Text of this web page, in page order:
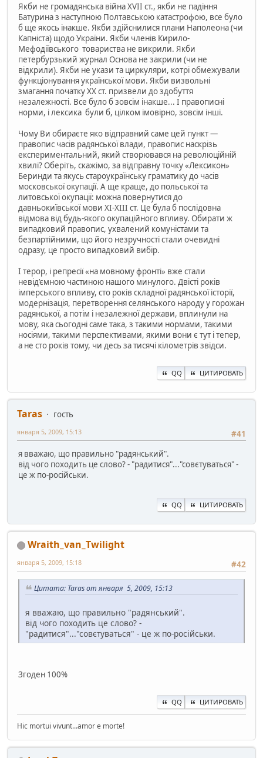
Якби не громадянська війна XVII ст., якби не падіння
Батурина з наступною Полтавською катастрофою, все було
б ще якось інакше. Якби здійснилися плани Наполеона (чи
Капніста) щодо України. Якби членів Кирило-
Мефодіївського товариства не викрили. Якби
петербурзький журнал Основа не закрили (чи не
відкрили). Якби не укази та циркуляри, котрі обмежували
функціонування української мови. Якби визвольні
змагання початку XX ст. призвели до здобуття
незалежності. Все було б зовсім інакше... І правописні
норми, і лексика були б, цілком імовірно, зовсім інші.
Чому Ви обираєте яко відправний саме цей пункт —
правопис часів радянської влади, правопис наскрізь
експериментальний, який створювався на революційній
хвилі? Оберіть, скажімо, за відправну точку «Лексикон»
Беринди та якусь староукраїнську граматику до часів
московської окупації. А ще краще, до польської та
литовської окупації: можна повернутися до
давньокиївської мови XI-XIII ст. Це була б послідовна
відмова від будь-якого окупаційного впливу. Обирати ж
випадковий правопис, ухвалений комуністами та
безпартійними, що його незручності стали очевидні
одразу, це просто випадковий вибір.
І терор, і репресії «на мовному фронті» вже стали
невід’ємною частиною нашого минулого. Двісті років
імперського впливу, сто років складної радянської історії,
модернізація, перетворення селянського народу у горожан
радянської, а потім і незалежної держави, вплинули на
мову, яка сьогодні саме така, з такими нормами, такими
носіями, такими перспективами, якими вони є тут і тепер,
а не сто років тому, чи десь за тисячі кілометрів звідси.
QQ ЦИТИРОВАТЬ
Taras
гость
#41
января 5, 2009, 15:13
я вважаю, що правильно "радянський".
від чого походить це слово? - "радитися"..."совєтуваться" -
це ж по-російськи.
QQ ЦИТИРОВАТЬ
Wraith_van_Twilight
#42
января 5, 2009, 15:18
Цитата: Taras от января 5, 2009, 15:13
я вважаю, що правильно "радянський".
від чого походить це слово? -
"радитися"..."совєтуваться" - це ж по-російськи.
Згоден 100%
QQ ЦИТИРОВАТЬ
Hic mortui vivunt...amor e morte!